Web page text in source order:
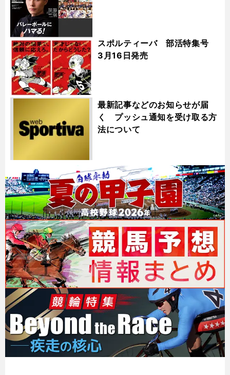
スポルティーバ 部活特集号
3月16日発売
最新記事などのお知らせが届
く プッシュ通知を受け取る方
法について